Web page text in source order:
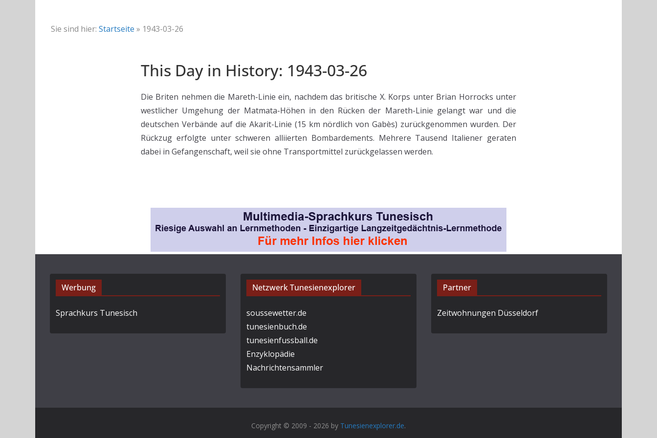
Sie sind hier: Startseite » 1943-03-26
This Day in History: 1943-03-26
Die Briten nehmen die Mareth-Linie ein, nachdem das britische X. Korps unter Brian Horrocks unter
westlicher Umgehung der Matmata-Höhen in den Rücken der Mareth-Linie gelangt war und die
deutschen Verbände auf die Akarit-Linie (15 km nördlich von Gabès) zurückgenommen wurden. Der
Rückzug erfolgte unter schweren alliierten Bombardements. Mehrere Tausend Italiener geraten
dabei in Gefangenschaft, weil sie ohne Transportmittel zurückgelassen werden.
Werbung
Sprachkurs Tunesisch
Netzwerk Tunesienexplorer
soussewetter.de
tunesienbuch.de
tunesienfussball.de
Enzyklopädie
Nachrichtensammler
Partner
Zeitwohnungen Düsseldorf
Copyright © 2009 - 2026 by Tunesienexplorer.de.